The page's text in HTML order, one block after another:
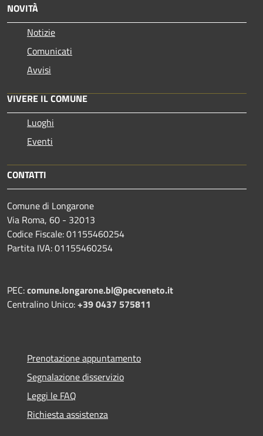
NOVITÀ
Notizie
Comunicati
Avvisi
VIVERE IL COMUNE
Luoghi
Eventi
CONTATTI
Comune di Longarone
Via Roma, 60 - 32013
Codice Fiscale: 01155460254
Partita IVA: 01155460254
PEC:comune.longarone.bl@pecveneto.it
Centralino Unico:+39 0437 575811
Prenotazione appuntamento
Segnalazione disservizio
Leggi le FAQ
Richiesta assistenza